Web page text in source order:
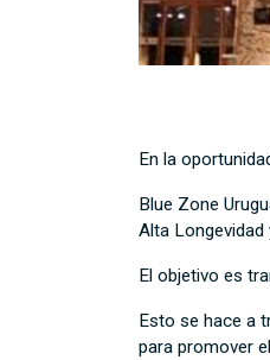
En la
Blue Zone
Alta
El objetivo es
Esto se hace a
para promover